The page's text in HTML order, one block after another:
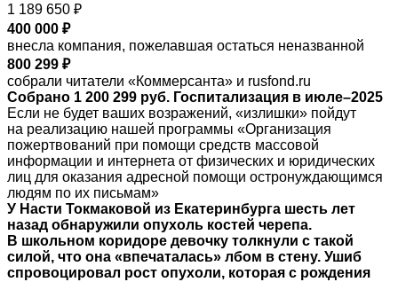
1 189 650 ₽
400 000 ₽
внесла компания, пожелавшая остаться неназванной
800 299 ₽
собрали читатели «Коммерсанта» и rusfond.ru
Собрано 1 200 299 руб. Госпитализация в июле–2025
Если не будет ваших возражений, «излишки» пойдут
на реализацию нашей программы «Организация
пожертвований при помощи средств массовой
информации и интернета от физических и юридических
лиц для оказания адресной помощи остронуждающимся
людям по их письмам»
У Насти Токмаковой из Екатеринбурга шесть лет
назад обнаружили опухоль костей черепа.
В школьном коридоре девочку толкнули с такой
силой, что она «впечаталась» лбом в стену. Ушиб
спровоцировал рост опухоли, которая с рождения